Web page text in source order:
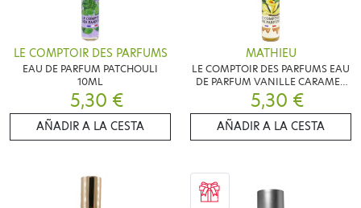
LE COMPTOIR DES PARFUMS
EAU DE PARFUM PATCHOULI
10ML
5,30 €
AÑADIR A LA CESTA
MATHIEU
LE COMPTOIR DES PARFUMS EAU
DE PARFUM VANILLE CARAMEL
10ML
5,30 €
AÑADIR A LA CESTA